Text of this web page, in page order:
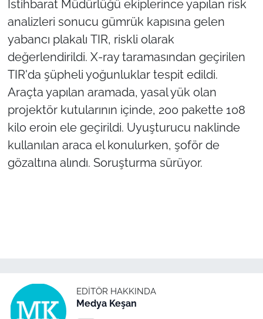
İstihbarat Müdürlüğü ekiplerince yapılan risk
analizleri sonucu gümrük kapısına gelen
yabancı plakalı TIR, riskli olarak
değerlendirildi. X-ray taramasından geçirilen
TIR'da şüpheli yoğunluklar tespit edildi.
Araçta yapılan aramada, yasal yük olan
projektör kutularının içinde, 200 pakette 108
kilo eroin ele geçirildi. Uyuşturucu naklinde
kullanılan araca el konulurken, şoför de
gözaltına alındı. Soruşturma sürüyor.
EDITÖR HAKKINDA
Medya Keşan
TÜRKİYE
Bölge
Güvenlik
Genel
Politika
Bilim Teknoloji